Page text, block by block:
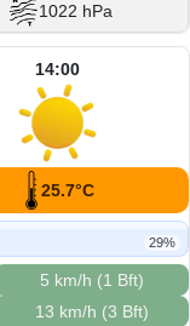
1022 hPa
14:00
25.7°C
29%
5 km/h (1 Bft)
13 km/h (3 Bft)